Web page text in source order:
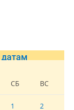
датам
СБ ВС
1 2